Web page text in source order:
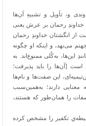
و، تأویل و تشبیهِ آن‌ها
رحمان بر عرش یعنی
از انگشتان خداوندِ رحمان
می‌نهد، و اینکه او چگونه
به‌کُلی ممنوع‌اند. به
[آن‌ها را باید پذیرفت؛
این صفت‌ها و نام‌ها
معنایی دارند؛ به‌همین‌سبب
را همان‌طور که هستند،
تکفیر را مشخص کرده